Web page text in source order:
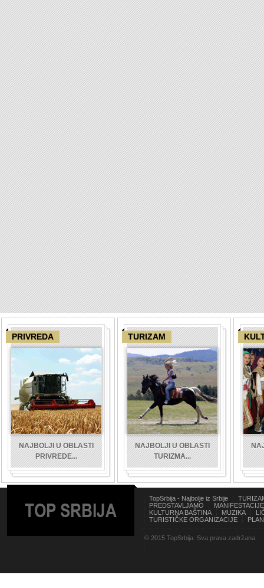
PRIVREDA
NAJBOLJI U OBLASTI
PRIVREDE...
TURIZAM
NAJBOLJI U OBLASTI
TURIZMA...
TOP SRBIJA
TopSrbija - Najbolje iz Srbije
PREDSTAVLJAMO
MANIFESTACIJE
KULTURNA BAŠTINA
MUZIKA
TURISTIČKE ORGANIZACIJE
© 2015 TopSrbija. Sva prava zadržana.